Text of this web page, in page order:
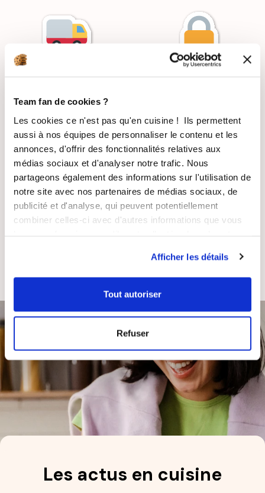
Team fan de cookies ?
Les cookies ce n'est pas qu'en cuisine ! Ils permettent
aussi à nos équipes de personnaliser le contenu et les
annonces, d'offrir des fonctionnalités relatives aux
médias sociaux et d'analyser notre trafic. Nous
partageons également des informations sur l'utilisation de
notre site avec nos partenaires de médias sociaux, de
publicité et d'analyse, qui peuvent potentiellement
combiner celles-ci avec d'autres informations que vous
Afficher les détails
Tout autoriser
Refuser
RECETTES
GRATUITES
SATISFAIT OU
REMBOURSÉ
FRANÇAISE
Les actus en cuisine